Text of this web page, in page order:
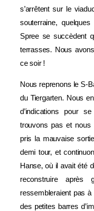
s’arrêtent sur le
souterraine,
Spree se succèdent
terrasses. Nous
ce soir !
Nous reprenons le S-
du Tiergarten. Nous
d’indications pour
trouvons pas et nous
pris la mauvaise
demi tour, et
Hanse, où il avait été
reconstruire après
ressembleraient pas
des petites barres